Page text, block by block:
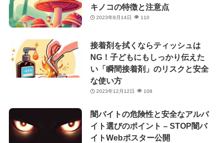
キノコの特徴と注意点
2023年8月14日 110
接着剤を拭くならティッシュは
NG！子どもにもしっかり伝えた
い「瞬間接着剤」のリスクと安全
な使い方
2023年12月12日 108
闇バイトの危険性と安全なアルバ
イト選びのポイント – STOP闇バ
イトWebポスター公開